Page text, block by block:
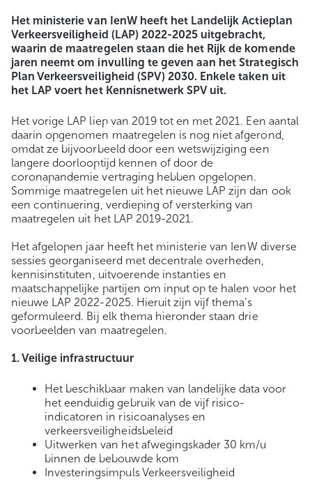
Het ministerie van IenW heeft het Landelijk Actieplan
Verkeersveiligheid (LAP) 2022-2025 uitgebracht,
waarin de maatregelen staan die het Rijk de komende
jaren neemt om invulling te geven aan het Strategisch
Plan Verkeersveiligheid (SPV) 2030. Enkele taken uit
het LAP voert het Kennisnetwerk SPV uit.
Het vorige LAP liep van 2019 tot en met 2021. Een aantal
daarin opgenomen maatregelen is nog niet afgerond,
omdat ze bijvoorbeeld door een wetswijziging een
langere doorlooptijd kennen of door de
coronapandemie vertraging hebben opgelopen.
Sommige maatregelen uit het nieuwe LAP zijn dan ook
een continuering, verdieping of versterking van
maatregelen uit het LAP 2019-2021.
Het afgelopen jaar heeft het ministerie van IenW diverse
sessies georganiseerd met decentrale overheden,
kennisinstituten, uitvoerende instanties en
maatschappelijke partijen om input op te halen voor het
nieuwe LAP 2022-2025. Hieruit zijn vijf thema’s
geformuleerd. Bij elk thema hieronder staan drie
voorbeelden van maatregelen.
1. Veilige infrastructuur
Het beschikbaar maken van landelijke data voor
het eenduidig gebruik van de vijf risico-
indicatoren in risicoanalyses en
verkeersveiligheidsbeleid
Uitwerken van het afwegingskader 30 km/u
binnen de bebouwde kom
Investeringsimpuls Verkeersveiligheid